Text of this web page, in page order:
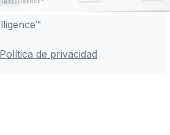
Política de privacidad